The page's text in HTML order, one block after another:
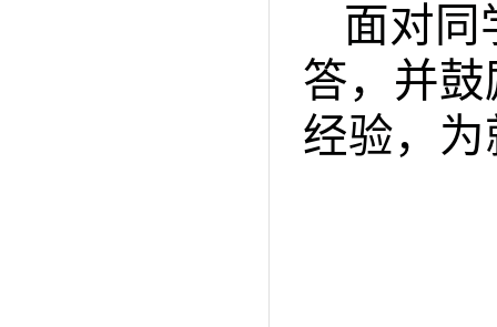
面对同
答，并
经验，